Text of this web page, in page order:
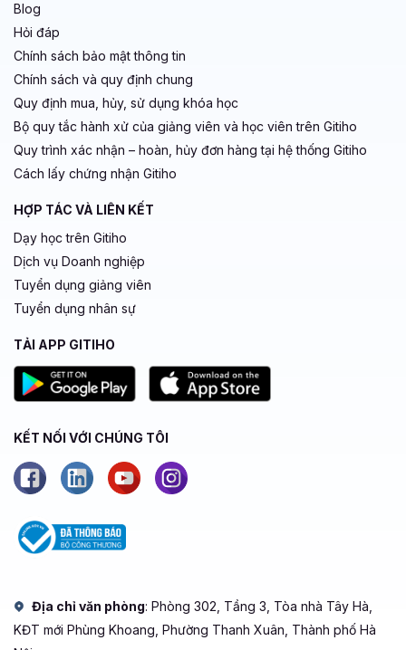
Blog
Hỏi đáp
Chính sách bảo mật thông tin
Chính sách và quy định chung
Quy định mua, hủy, sử dụng khóa học
Bộ quy tắc hành xử của giảng viên và học viên trên Gitiho
Quy trình xác nhận – hoàn, hủy đơn hàng tại hệ thống Gitiho
Cách lấy chứng nhận Gitiho
HỢP TÁC VÀ LIÊN KẾT
Dạy học trên Gitiho
Dịch vụ Doanh nghiệp
Tuyển dụng giảng viên
Tuyển dụng nhân sự
TẢI APP GITIHO
KẾT NỐI VỚI CHÚNG TÔI
Địa chỉ văn phòng: Phòng 302, Tầng 3, Tòa nhà Tây Hà,
KĐT mới Phùng Khoang, Phường Thanh Xuân, Thành phố Hà